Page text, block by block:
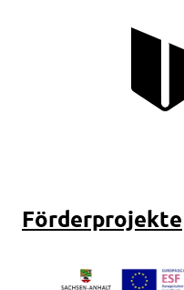
Förderprojekte